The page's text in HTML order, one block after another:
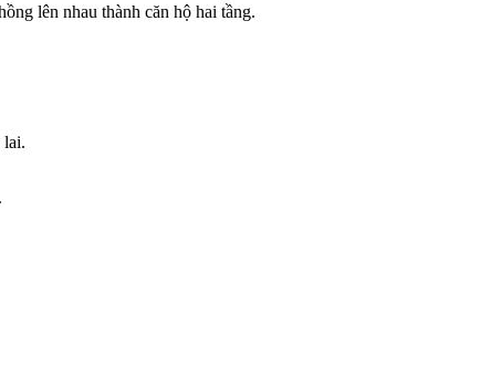
lên nhau thành căn hộ hai tầng.
lai.